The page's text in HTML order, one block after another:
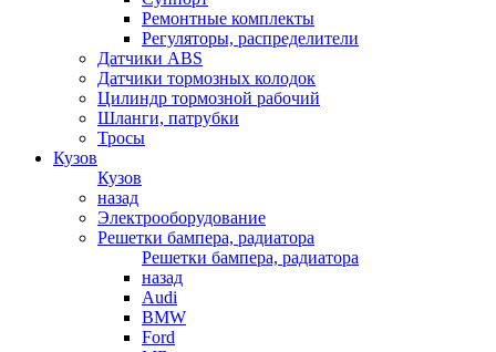
Ремонтные комплекты
Регуляторы, распределители
Датчики ABS
Датчики тормозных колодок
Цилиндр тормозной рабочий
Шланги, патрубки
Тросы
Кузов
Кузов
назад
Электрооборудование
Решетки бампера, радиатора
Решетки бампера, радиатора
назад
Audi
BMW
Ford